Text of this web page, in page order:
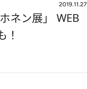
2019.11.27
ネン展」 WEB
！